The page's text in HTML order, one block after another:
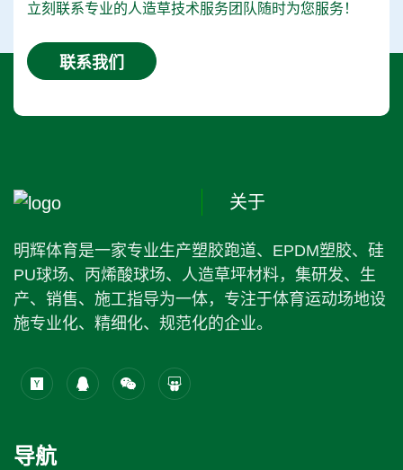
立刻联系专业的人造草技术服务团队随时为您服务！
联系我们
关于
明辉体育是一家专业生产塑胶跑道、EPDM塑胶、硅
PU球场、丙烯酸球场、人造草坪材料，集研发、生
产、销售、施工指导为一体，专注于体育运动场地设
施专业化、精细化、规范化的企业。
导航